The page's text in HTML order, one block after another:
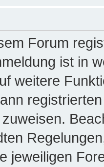
Forum
ist in
weitere
jeweiligen